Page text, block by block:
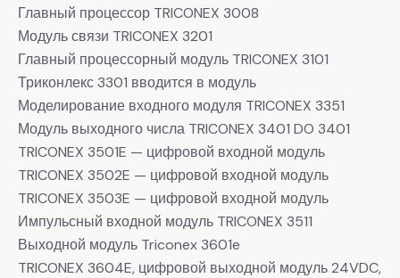
Главный процессор TRICONEX 3008
Модуль связи TRICONEX 3201
Главный процессорный модуль TRICONEX 3101
Триконлекс 3301 вводится в модуль
Моделирование входного модуля TRICONEX 3351
Модуль выходного числа TRICONEX 3401 DO 3401
TRICONEX 3501E — цифровой входной модуль
TRICONEX 3502E — цифровой входной модуль
TRICONEX 3503E — цифровой входной модуль
Импульсный входной модуль TRICONEX 3511
Выходной модуль Triconex 3601e
TRICONEX 3604E, цифровой выходной модуль 24VDC,